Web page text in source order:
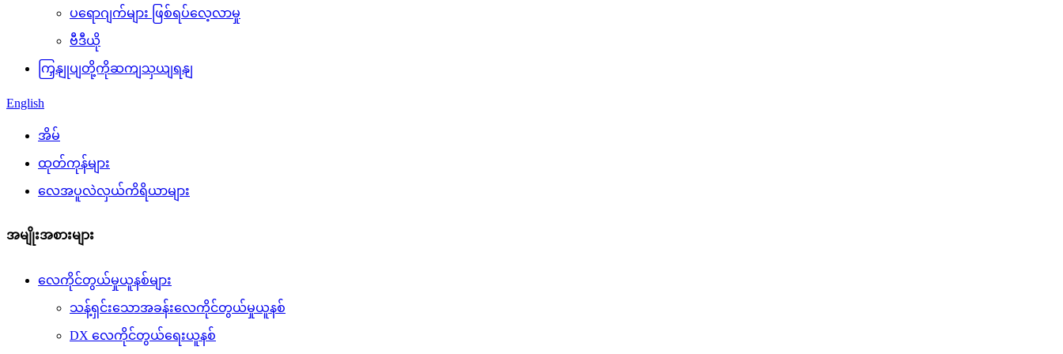
ပရောဂျက်များ ဖြစ်ရပ်လေ့လာမှု
ဗီဒီယို
ကြှနျုပျတို့ကိုဆကျသှယျရနျ
English
အိမ်
ထုတ်ကုန်များ
လေအပူလဲလှယ်ကိရိယာများ
အမျိုးအစားများ
လေကိုင်တွယ်မှုယူနစ်များ
သန့်ရှင်းသောအခန်းလေကိုင်တွယ်မှုယူနစ်
DX လေကိုင်တွယ်ရေးယူနစ်